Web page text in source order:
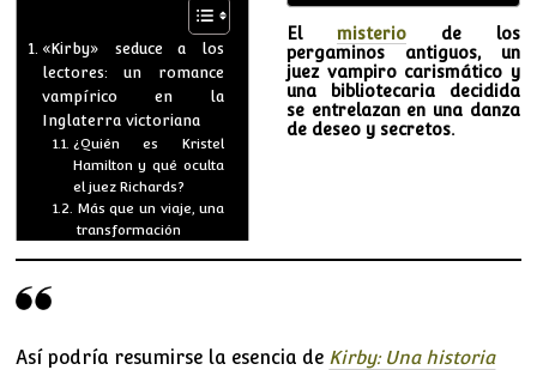
«Kirby» seduce a los
lectores: un romance
vampírico en la
Inglaterra victoriana
¿Quién es Kristel
Hamilton y qué oculta
el juez Richards?
Más que un viaje, una
transformación
El misteriode los
pergaminos antiguos, un
juez vampiro carismático y
una bibliotecaria decidida
se entrelazan en una danza
de deseo y secretos.
Así podría resumirse la esencia de Kirby: Una historia